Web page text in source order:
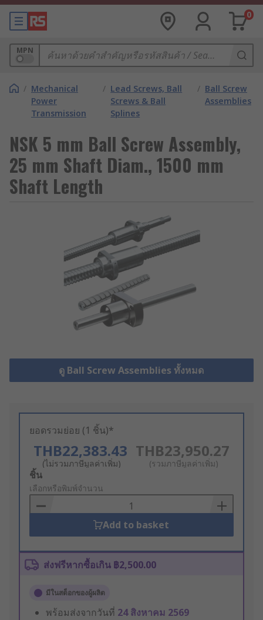
0
MPN
/ Mechanical
Power
Transmission
/ Lead Screws, Ball
Screws & Ball
Splines
/ Ball Screw
Assemblies
NSK 5 mm Ball Screw Assembly,
25 mm Shaft Diam., 1500 mm
Shaft Length
ดู Ball Screw Assemblies ทั้งหมด
ยอดรวมย่อย (1 ชิ้น)*
THB22,383.43
(ไม่รวมภาษีมูลค่าเพิ่ม)
THB23,950.27
(รวมภาษีมูลค่าเพิ่ม)
Add
to
Basket
ชิ้น
เลือกหรือพิมพ์จำนวน
Add to basket
ส่งฟรีหากซื้อเกิน ฿2,500.00
มีในสต็อกของผู้ผลิต
พร้อมส่งจากวันที่ 24 สิงหาคม 2569